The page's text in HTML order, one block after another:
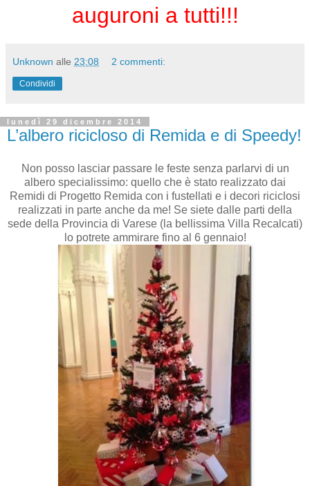
auguroni a tutti!!!
Unknown alle 23:08 2 commenti:
Condividi
lunedì 29 dicembre 2014
L’albero ricicloso di Remida e di Speedy!
Non posso lasciar passare le feste senza parlarvi di un
albero specialissimo: quello che è stato realizzato dai
Remidi di Progetto Remida con i fustellati e i decori riciclosi
realizzati in parte anche da me! Se siete dalle parti della
sede della Provincia di Varese (la bellissima Villa Recalcati)
lo potrete ammirare fino al 6 gennaio!